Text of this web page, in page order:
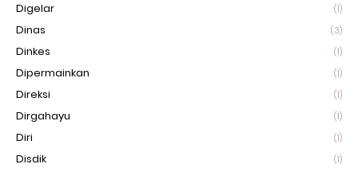
Digelar (1)
Dinas (3)
Dinkes (1)
Dipermainkan (1)
Direksi (1)
Dirgahayu (1)
Diri (1)
Disdik (1)